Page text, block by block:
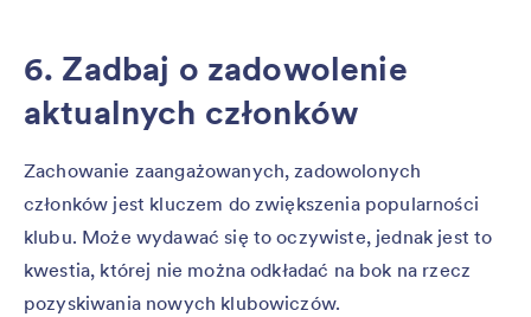
6. Zadbaj o zadowolenie
aktualnych członków
Zachowanie zaangażowanych, zadowolonych
członków jest kluczem do zwiększenia popularności
klubu. Może wydawać się to oczywiste, jednak jest to
kwestia, której nie można odkładać na bok na rzecz
pozyskiwania nowych klubowiczów.